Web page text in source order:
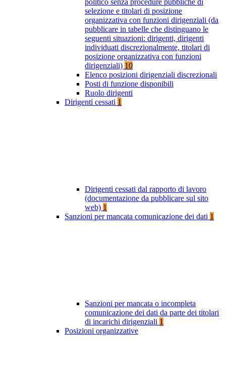
politico senza procedure pubbliche di
selezione e titolari di posizione
organizzativa con funzioni dirigenziali (da
pubblicare in tabelle che distinguano le
seguenti situazioni: dirigenti, dirigenti
individuati discrezionalmente, titolari di
posizione organizzativa con funzioni
dirigenziali) 10
Elenco posizioni dirigenziali discrezionali
Posti di funzione disponibili
Ruolo dirigenti
Dirigenti cessati 1
Dirigenti cessati dal rapporto di lavoro
(documentazione da pubblicare sul sito
web) 1
Sanzioni per mancata comunicazione dei dati 1
Sanzioni per mancata o incompleta
comunicazione dei dati da parte dei titolari
di incarichi dirigenziali 1
Posizioni organizzative